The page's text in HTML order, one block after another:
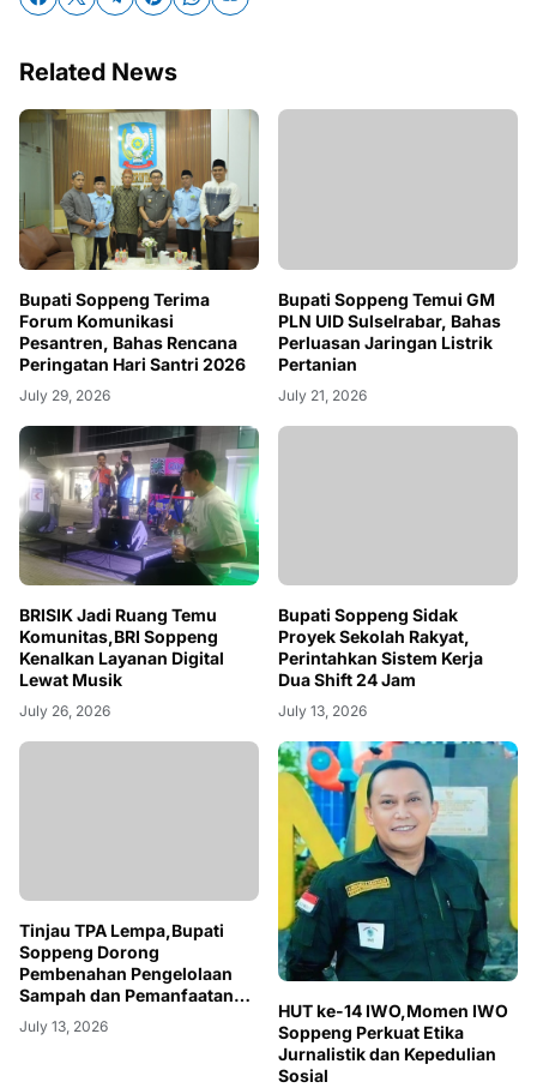
Related News
Bupati Soppeng Terima
Forum Komunikasi
Pesantren, Bahas Rencana
Peringatan Hari Santri 2026
July 29, 2026
Bupati Soppeng Temui GM
PLN UID Sulselrabar, Bahas
Perluasan Jaringan Listrik
Pertanian
July 21, 2026
BRISIK Jadi Ruang Temu
Komunitas,BRI Soppeng
Kenalkan Layanan Digital
Lewat Musik
July 26, 2026
Bupati Soppeng Sidak
Proyek Sekolah Rakyat,
Perintahkan Sistem Kerja
Dua Shift 24 Jam
July 13, 2026
Tinjau TPA Lempa,Bupati
Soppeng Dorong
Pembenahan Pengelolaan
Sampah dan Pemanfaatan
Teknologi RDF
July 13, 2026
HUT ke-14 IWO,Momen IWO
Soppeng Perkuat Etika
Jurnalistik dan Kepedulian
Sosial